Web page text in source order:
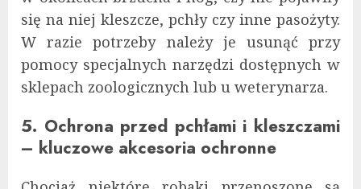
się na niej kleszcze, pchły czy inne pasożyty.
W razie potrzeby należy je usunąć przy
pomocy specjalnych narzędzi dostępnych w
sklepach zoologicznych lub u weterynarza.
5. Ochrona przed pchłami i kleszczami
– kluczowe akcesoria ochronne